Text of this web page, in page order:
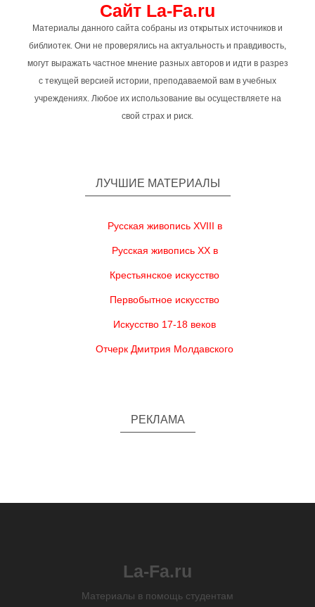
Сайт La-Fa.ru
Материалы данного сайта собраны из открытых источников и
библиотек. Они не проверялись на актуальность и правдивость,
могут выражать частное мнение разных авторов и идти в разрез
с текущей версией истории, преподаваемой вам в учебных
учреждениях. Любое их использование вы осуществляете на
свой страх и риск.
ЛУЧШИЕ МАТЕРИАЛЫ
Русская живопись XVIII в
Русская живопись XX в
Крестьянское искусство
Первобытное искусство
Искусство 17-18 веков
Отчерк Дмитрия Молдавского
РЕКЛАМА
La-Fa.ru
Материалы в помощь студентам